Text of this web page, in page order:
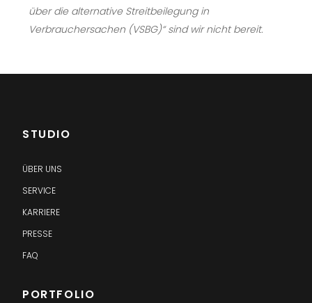
über die alternative Streitbeilegung in
Verbrauchersachen (VSBG)“ sind wir nicht bereit.
STUDIO
ÜBER UNS
SERVICE
KARRIERE
PRESSE
FAQ
PORTFOLIO